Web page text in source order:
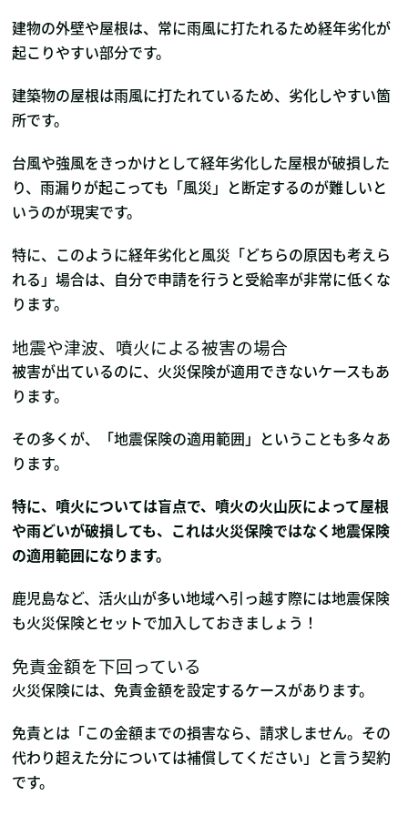
建物の外壁や屋根は、常に雨風に打たれるため経年劣化が
起こりやすい部分です。
建築物の屋根は雨風に打たれているため、劣化しやすい箇
所です。
台風や強風をきっかけとして経年劣化した屋根が破損した
り、雨漏りが起こっても「風災」と断定するのが難しいと
いうのが現実です。
特に、このように経年劣化と風災「どちらの原因も考えら
れる」場合は、自分で申請を行うと受給率が非常に低くな
ります。
地震や津波、噴火による被害の場合
被害が出ているのに、火災保険が適用できないケースもあ
ります。
その多くが、「地震保険の適用範囲」ということも多々あ
ります。
特に、噴火については盲点で、噴火の火山灰によって屋根
や雨どいが破損しても、これは火災保険ではなく地震保険
の適用範囲になります。
鹿児島など、活火山が多い地域へ引っ越す際には地震保険
も火災保険とセットで加入しておきましょう！
免責金額を下回っている
火災保険には、免責金額を設定するケースがあります。
免責とは「この金額までの損害なら、請求しません。その
代わり超えた分については補償してください」と言う契約
です。